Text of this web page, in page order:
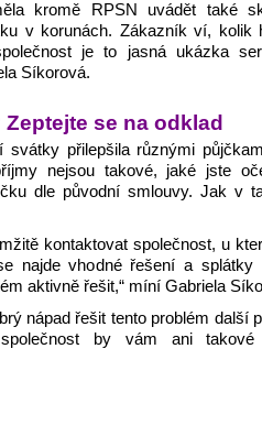
kromě RPSN uvádět také
v korunách. Zákazník ví, kolik
je to jasná ukázka
Síkorová.
se na odklad
svátky přilepšila různými
nejsou takové, jaké jste
dle původní smlouvy. Jak v
kontaktovat společnost, u
najde vhodné řešení a splátky
aktivně řešit,“ míní Gabriela
nápad řešit tento problém další
by vám ani takové